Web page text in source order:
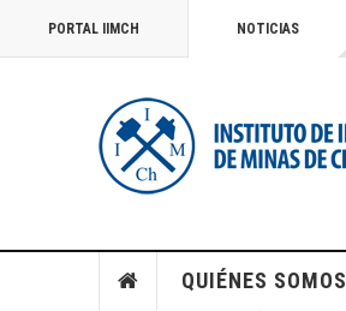
PORTAL IIMCH NOTICIAS
QUIÉNES SOMOS